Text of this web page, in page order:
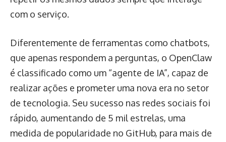
com o serviço.
Diferentemente de ferramentas como chatbots,
que apenas respondem a perguntas, o OpenClaw
é classificado como um “agente de IA”, capaz de
realizar ações e prometer uma nova era no setor
de tecnologia. Seu sucesso nas redes sociais foi
rápido, aumentando de 5 mil estrelas, uma
medida de popularidade no GitHub, para mais de